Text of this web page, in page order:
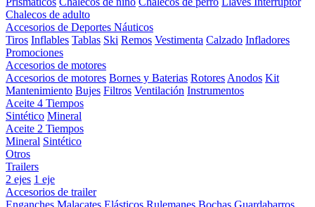
Chalecos de adulto
Accesorios de Deportes Náuticos
Tiros Inflables Tablas Ski Remos Vestimenta Calzado Infladores
Promociones
Accesorios de motores
Accesorios de motores Bornes y Baterias Rotores Anodos Kit
Mantenimiento Bujes Filtros Ventilación Instrumentos
Aceite 4 Tiempos
Sintético Mineral
Aceite 2 Tiempos
Mineral Sintético
Otros
Trailers
2 ejes 1 eje
Accesorios de trailer
Enganches Malacates Elásticos Rulemanes Bochas Guardabarros